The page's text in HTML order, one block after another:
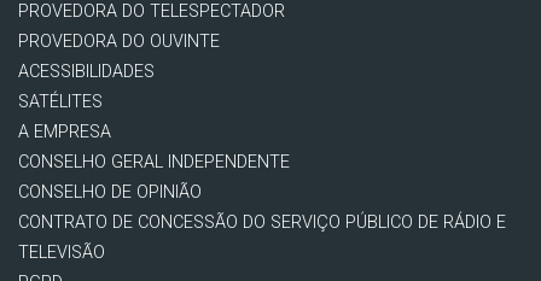
PROVEDORA DO TELESPECTADOR
PROVEDORA DO OUVINTE
ACESSIBILIDADES
SATÉLITES
A EMPRESA
CONSELHO GERAL INDEPENDENTE
CONSELHO DE OPINIÃO
CONTRATO DE CONCESSÃO DO SERVIÇO PÚBLICO DE RÁDIO E
TELEVISÃO